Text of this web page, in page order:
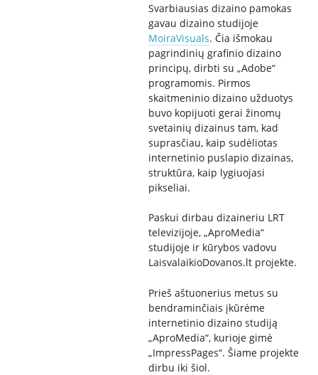
Svarbiausias dizaino pamokas
gavau dizaino studijoje
MoiraVisuals. Čia išmokau
pagrindinių grafinio dizaino
principų, dirbti su „Adobe“
programomis. Pirmos
skaitmeninio dizaino užduotys
buvo kopijuoti gerai žinomų
svetainių dizainus tam, kad
suprasčiau, kaip sudėliotas
internetinio puslapio dizainas,
struktūra, kaip lygiuojasi
pikseliai.
Paskui dirbau dizaineriu LRT
televizijoje, „AproMedia“
studijoje ir kūrybos vadovu
LaisvalaikioDovanos.lt projekte.
Prieš aštuonerius metus su
bendraminčiais įkūrėme
internetinio dizaino studiją
„AproMedia“, kurioje gimė
„ImpressPages“. Šiame projekte
dirbu iki šiol.